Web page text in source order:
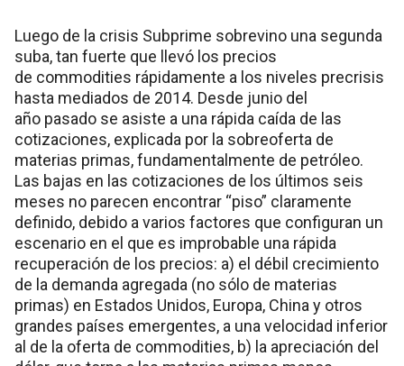
Luego de la crisis Subprime sobrevino una segunda
suba, tan fuerte que llevó los precios
de commodities rápidamente a los niveles precrisis
hasta mediados de 2014. Desde junio del
año pasado se asiste a una rápida caída de las
cotizaciones, explicada por la sobreoferta de
materias primas, fundamentalmente de petróleo.
Las bajas en las cotizaciones de los últimos seis
meses no parecen encontrar “piso” claramente
definido, debido a varios factores que configuran un
escenario en el que es improbable una rápida
recuperación de los precios: a) el débil crecimiento
de la demanda agregada (no sólo de materias
primas) en Estados Unidos, Europa, China y otros
grandes países emergentes, a una velocidad inferior
al de la oferta de commodities, b) la apreciación del